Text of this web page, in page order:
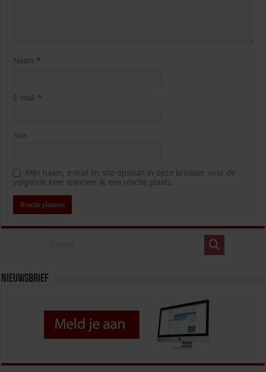
Naam *
E-mail *
Site
Mijn naam, e-mail en site opslaan in deze browser voor de
volgende keer wanneer ik een reactie plaats.
Nieuwsbrief